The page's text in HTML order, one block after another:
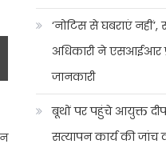
‘नोटिस से घबराएं
अधिकारी ने एसआईआर
जानकारी
बूथों पर पहुंचे आयुक्त
सत्यापन कार्य की जांच